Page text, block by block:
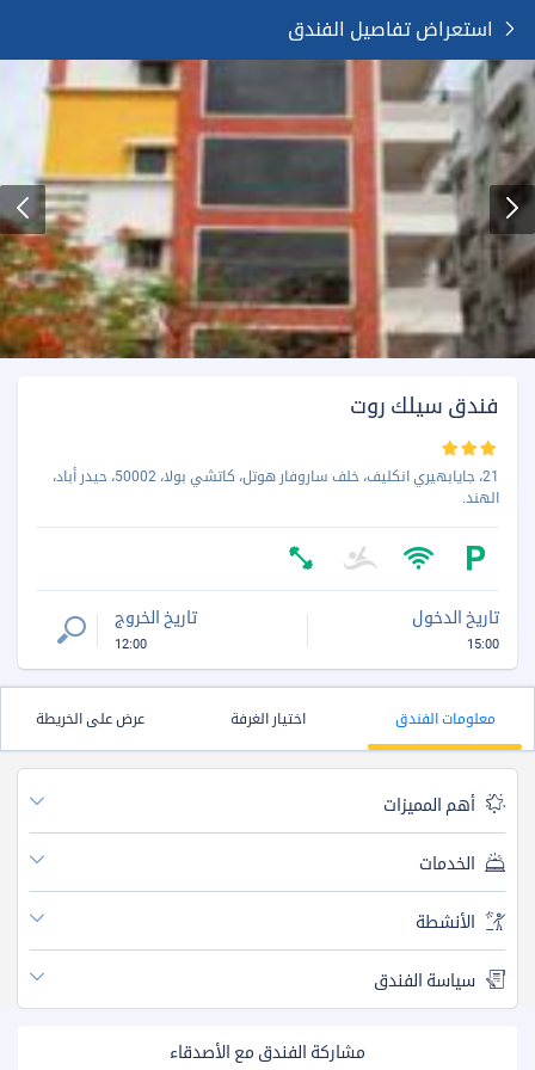
استعراض تفاصيل الفندق
فندق سيلك روت
21، جايابهيري انكليف، خلف ساروفار هوتل، كاتشي بولا، 50002، حيدر أباد،
الهند.
تاريخ الدخول
15:00
تاريخ الخروج
12:00
معلومات الفندق اختيار الغرفة عرض على الخريطة
أهم المميزات
الخدمات
الأنشطة
سياسة الفندق
مشاركة الفندق مع الأصدقاء